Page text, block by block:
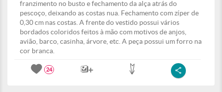
franzimento no busto e fechamento da alça atrás do
pescoço, deixando as costas nua. Fechamento com zíper de
0,30 cm nas costas. A frente do vestido possui vários
bordados coloridos feitos à mão com motivos de anjos,
avião, barco, casinha, árvore, etc. A peça possui um forro na
cor branca.
24